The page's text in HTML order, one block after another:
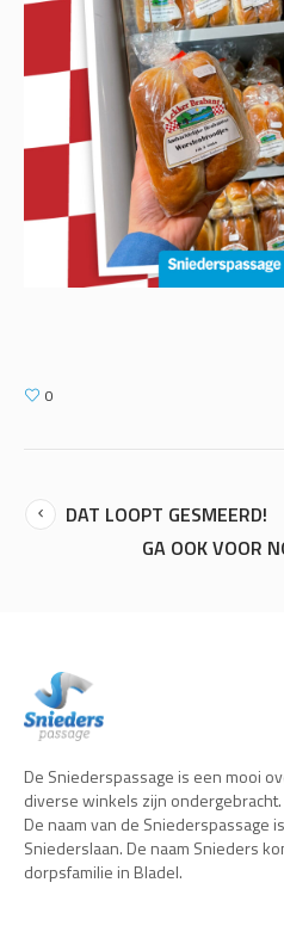
0
DAT LOOPT GESMEERD!
GA OOK VOOR
De Sniederspassage is een mooi
diverse winkels zijn ondergebracht.
De naam van de Sniederspassage
Sniederslaan. De naam Snieders
dorpsfamilie in Bladel.